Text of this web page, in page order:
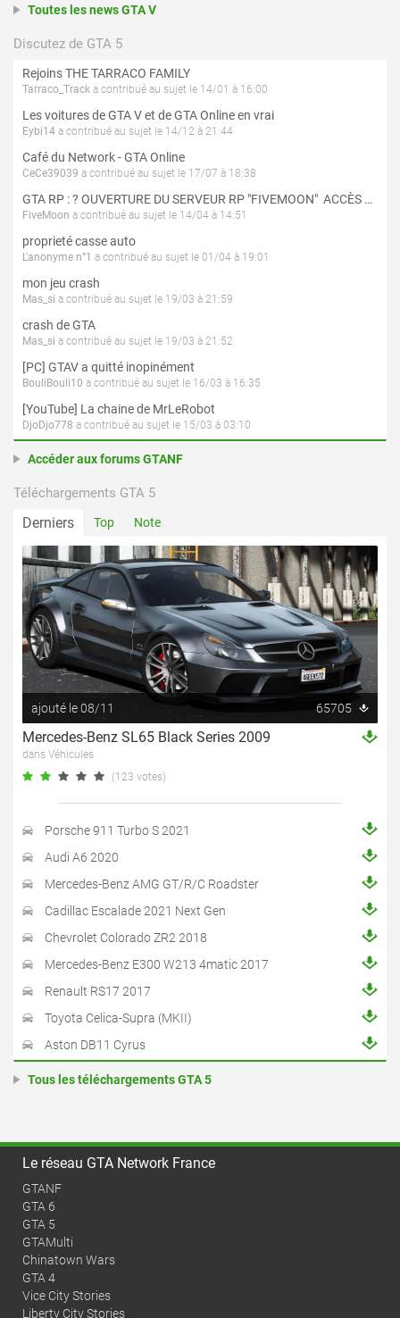
Toutes les news GTA V
Discutez de GTA 5
Rejoins THE TARRACO FAMILY
Tarraco_Track a contribué au sujet le 14/01 à 16:00
Les voitures de GTA V et de GTA Online en vrai
Eybi14 a contribué au sujet le 14/12 à 21:44
Café du Network - GTA Online
CeCe39039 a contribué au sujet le 17/07 à 18:38
GTA RP : ? OUVERTURE DU SERVEUR RP "FIVEMOON"  ACCÈS LIBRE ?
FiveMoon a contribué au sujet le 14/04 à 14:51
proprieté casse auto
L'anonyme n°1 a contribué au sujet le 01/04 à 19:01
mon jeu crash
Mas_si a contribué au sujet le 19/03 à 21:59
crash de GTA
Mas_si a contribué au sujet le 19/03 à 21:52
[PC] GTAV a quitté inopinément
BouliBouli10 a contribué au sujet le 16/03 à 16:35
[YouTube] La chaine de MrLeRobot
DjoDjo778 a contribué au sujet le 15/03 à 03:10
Accéder aux forums GTANF
Téléchargements GTA 5
Derniers Top Note
ajouté le 08/11 65705
Mercedes-Benz SL65 Black Series 2009
dans Véhicules
(123 votes)
Porsche 911 Turbo S 2021
Audi A6 2020
Mercedes-Benz AMG GT/R/C Roadster
Cadillac Escalade 2021 Next Gen
Chevrolet Colorado ZR2 2018
Mercedes-Benz E300 W213 4matic 2017
Renault RS17 2017
Toyota Celica-Supra (MKII)
Aston DB11 Cyrus
Tous les téléchargements GTA 5
Le réseau GTA Network France
GTANF
GTA 6
GTA 5
GTAMulti
Chinatown Wars
GTA 4
Vice City Stories
Liberty City Stories